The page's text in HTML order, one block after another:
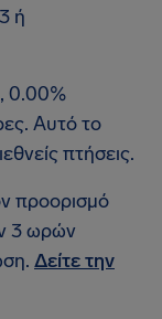
ή
0.00%
Αυτό το
πτήσεις.
προορισμό
3 ωρών
Δείτε την